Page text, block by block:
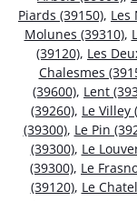
Piards (39150), Les
Molunes (39310),
(39120), Les
Chalesmes
(39600), Lent
(39260), Le Villey
(39300), Le Pin
(39300), Le
(39300), Le
(39120), Le